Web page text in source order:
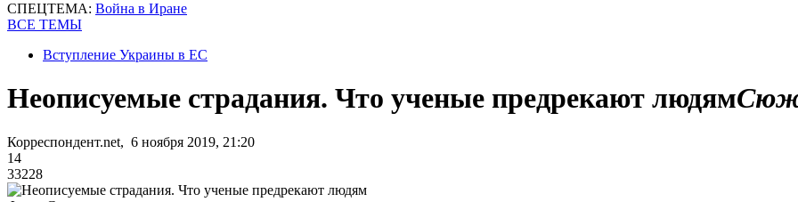
СПЕЦТЕМА: Война в Иране
ВСЕ ТЕМЫ
Вступление Украины в ЕС
Неописуемые страдания. Что ученые предрекают людям
Корреспондент.net, 6 ноября 2019, 21:20
14
33228